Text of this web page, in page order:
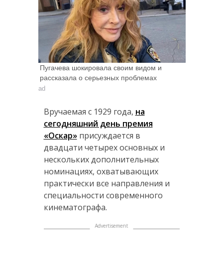
Пугачева шокировала своим видом и
рассказала о серьезных проблемах
ad
Вручаемая с 1929 года, на
сегодняшний день премия
«Оскар»присуждается в
двадцати четырех основных и
нескольких дополнительных
номинациях, охватывающих
практически все направления и
специальности современного
кинематографа.